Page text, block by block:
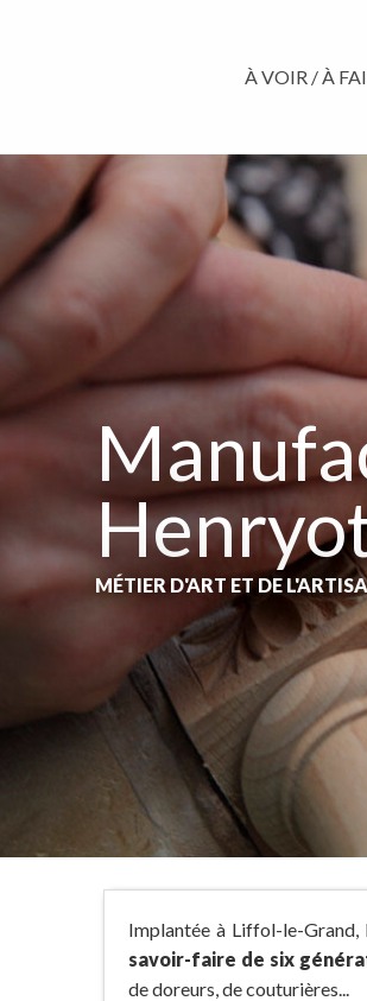
À VOIR / À
MÉTIER D'ART ET DE
Implantée à Liffol-le-Grand,
savoir-faire de six
de doreurs, de couturières...